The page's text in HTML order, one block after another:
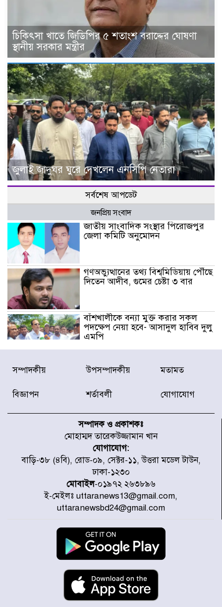
চিকিৎসা খাতে জিডিপির ৫ শতাংশ বরাদ্দের ঘোষণা
স্থানীয় সরকার মন্ত্রীর
জুলাই জাদুঘর ঘুরে দেখলেন এনসিপি নেতারা
সর্বশেষ আপডেট
জনপ্রিয় সংবাদ
জাতীয় সাংবাদিক সংস্থার পিরোজপুর
জেলা কমিটি অনুমোদন
গণঅভ্যুত্থানের তথ্য বিশ্বমিডিয়ায় পৌঁছে
দিতেন আদীব, গুমের চেষ্টা ৩ বার
বাঁশখালীকে বন্যা মুক্ত করার সকল
পদক্ষেপ নেয়া হবে- আসাদুল হাবিব দুলু
এমপি
বিদ্যুৎ-জ্বালানি খাতে অস্থিরতা তৈরির
চেষ্টা করছে একটি চক্র : প্রধানমন্ত্রী
৫ আহত, চীনে বন্দর বন্ধ
চিকিৎসা খাতে জিডিপির ৫ শতাংশ
বরাদ্দের ঘোষণা স্থানীয় সরকার মন্ত্রীর
জুলাই জাদুঘর ঘুরে দেখলেন এনসিপি
নেতারা
যুক্তরাষ্ট্রে দাবানল নেভাতে গিয়ে
হেলিকপ্টার বিধ্বস্ত, নিহত ১
মজুদদারের সর্বোচ্চ শাস্তি মৃত্যুদণ্ড, তাই
ভেবে মজুদ করবেন : আইনমন্ত্রী
সম্পাদকীয় উপসম্পাদকীয় মতামত
বিজ্ঞাপন শর্তাবলী যোগাযোগ
সম্পাদক ও প্রকাশকঃ
মোহাম্মদ তারেকউজ্জামান খান
যোগাযোগ:
বাড়ি-৩৮ (৪বি), রোড-০৯, সেক্টর-১১, উত্তরা মডেল টাউন,
ঢাকা-১২৩০
মোবাইল-০১৯৭২ ২৬৩৮৯৬
ই-মেইলঃ uttaranews13@gmail.com,
uttaranewsbd24@gmail.com